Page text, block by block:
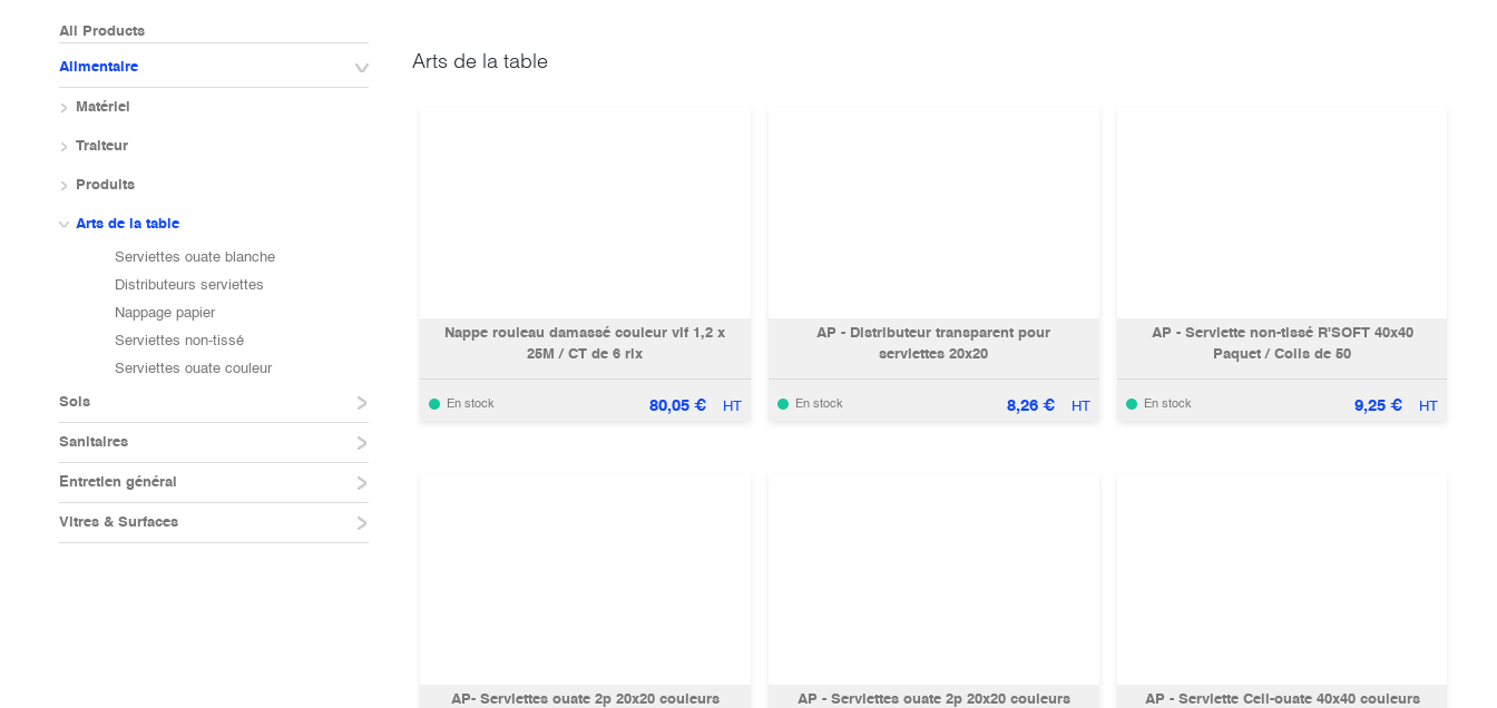
All Products
Alimentaire
Matériel
Traiteur
Produits
Arts de la table
Serviettes ouate blanche
Distributeurs serviettes
Nappage papier
Serviettes non-tissé
Serviettes ouate couleur
Sols
Sanitaires
Entretien général
Vitres & Surfaces
Arts de la table
Nappe rouleau damassé couleur vif 1,2 x
25M / CT de 6 rlx
En stock 80,05€ HT
AP - Distributeur transparent pour
serviettes 20x20
En stock 8,26€ HT
AP - Serviette non-tissé R'SOFT 40x40
Paquet / Colis de 50
En stock 9,25 € HT
AP- Serviettes ouate 2p 20x20 couleurs
AP - Serviettes ouate 2p 20x20 couleurs
AP - Serviette Celi-ouate 40x40 couleurs